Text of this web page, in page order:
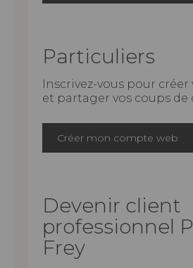
Particuliers
Inscrivez-vous pour
et partager vos coups de
Créer mon compte web
Devenir client
professionnel
Frey